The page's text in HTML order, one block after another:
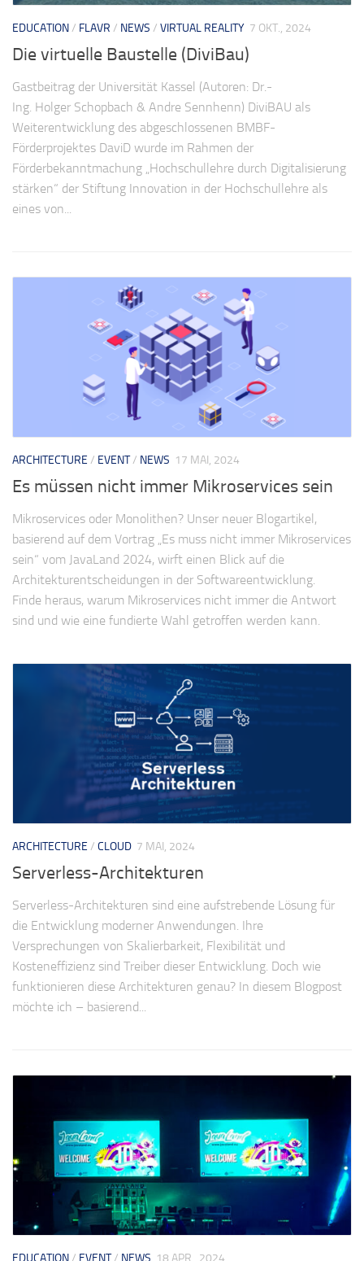
EDUCATION/ FLAVR / NEWS / VIRTUAL REALITY 7 OKT., 2024
Die virtuelle Baustelle (DiviBau)
Gastbeitrag der Universität Kassel (Autoren: Dr.-
Ing. Holger Schopbach & Andre Sennhenn) DiviBAU als
Weiterentwicklung des abgeschlossenen BMBF-
Förderprojektes DaviD wurde im Rahmen der
Förderbekanntmachung „Hochschullehre durch Digitalisierung
stärken“ der Stiftung Innovation in der Hochschullehre als
eines von...
ARCHITECTURE / EVENT/ NEWS 17 MAI, 2024
Es müssen nicht immer Mikroservices sein
Mikroservices oder Monolithen? Unser neuer Blogartikel,
basierend auf dem Vortrag „Es muss nicht immer Mikroservices
sein“ vom JavaLand 2024, wirft einen Blick auf die
Architekturentscheidungen in der Softwareentwicklung.
Finde heraus, warum Mikroservices nicht immer die Antwort
sind und wie eine fundierte Wahl getroffen werden kann.
ARCHITECTURE / CLOUD 7 MAI, 2024
Serverless-Architekturen
Serverless-Architekturen sind eine aufstrebende Lösung für
die Entwicklung moderner Anwendungen. Ihre
Versprechungen von Skalierbarkeit, Flexibilität und
Kosteneffizienz sind Treiber dieser Entwicklung. Doch wie
funktionieren diese Architekturen genau? In diesem Blogpost
möchte ich – basierend...